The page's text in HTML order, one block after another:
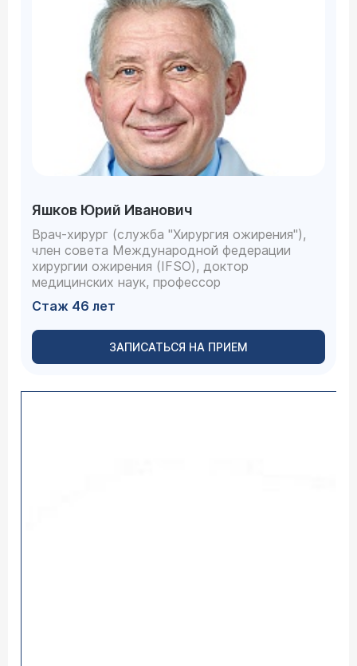
Яшков Юрий Иванович
Врач-хирург (служба "Хирургия ожирения"),
член совета Международной федерации
хирургии ожирения (IFSO), доктор
медицинских наук, профессор
Стаж 46 лет
ЗАПИСАТЬСЯ НА ПРИЕМ